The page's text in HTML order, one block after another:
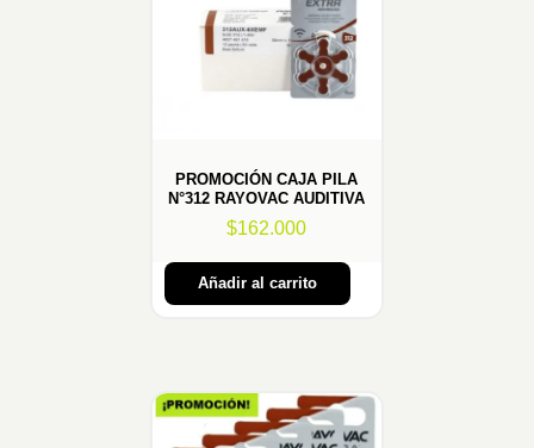
PROMOCIÓN CAJA PILA
N°312 RAYOVAC AUDITIVA
$162.000
Añadir al carrito